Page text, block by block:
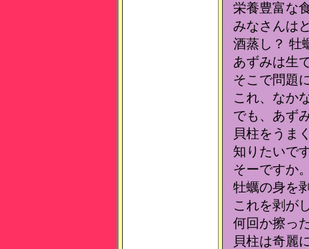
栄養豊富な
みなさんは
酒蒸し？ 牡
あずみは生
そこで問題
これ、なか
でも、あず
貝柱をうま
知りたいで
そーですか
牡蠣の身を
これを剥が
何回か擦っ
貝柱は奇麗